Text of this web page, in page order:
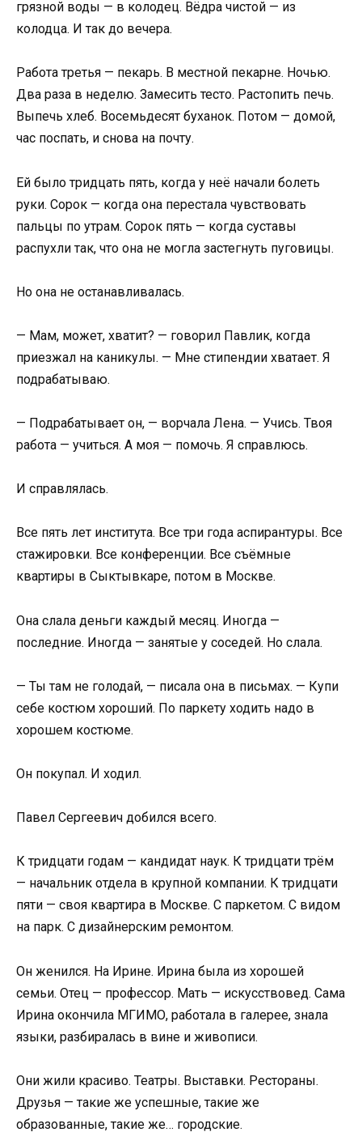
грязной воды — в колодец. Вёдра чистой — из
колодца. И так до вечера.
Работа третья — пекарь. В местной пекарне. Ночью.
Два раза в неделю. Замесить тесто. Растопить печь.
Выпечь хлеб. Восемьдесят буханок. Потом — домой,
час поспать, и снова на почту.
Ей было тридцать пять, когда у неё начали болеть
руки. Сорок — когда она перестала чувствовать
пальцы по утрам. Сорок пять — когда суставы
распухли так, что она не могла застегнуть пуговицы.
Но она не останавливалась.
— Мам, может, хватит? — говорил Павлик, когда
приезжал на каникулы. — Мне стипендии хватает. Я
подрабатываю.
— Подрабатывает он, — ворчала Лена. — Учись. Твоя
работа — учиться. А моя — помочь. Я справлюсь.
И справлялась.
Все пять лет института. Все три года аспирантуры. Все
стажировки. Все конференции. Все съёмные
квартиры в Сыктывкаре, потом в Москве.
Она слала деньги каждый месяц. Иногда —
последние. Иногда — занятые у соседей. Но слала.
— Ты там не голодай, — писала она в письмах. — Купи
себе костюм хороший. По паркету ходить надо в
хорошем костюме.
Он покупал. И ходил.
Павел Сергеевич добился всего.
К тридцати годам — кандидат наук. К тридцати трём
— начальник отдела в крупной компании. К тридцати
пяти — своя квартира в Москве. С паркетом. С видом
на парк. С дизайнерским ремонтом.
Он женился. На Ирине. Ирина была из хорошей
семьи. Отец — профессор. Мать — искусствовед. Сама
Ирина окончила МГИМО, работала в галерее, знала
языки, разбиралась в вине и живописи.
Они жили красиво. Театры. Выставки. Рестораны.
Друзья — такие же успешные, такие же
образованные, такие же… городские.